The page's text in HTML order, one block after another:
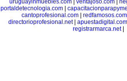
uruguayinmuebles.com| ventajoso.com|
portaldetecnologia.com|
cantoprofesional.com
redfamosos.com
directorioprofesional.net| apuestadigital.com
registrarmarca.net|